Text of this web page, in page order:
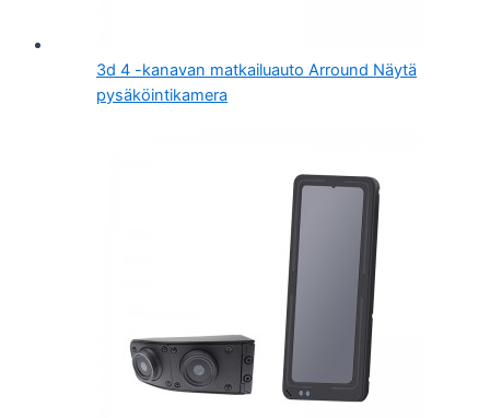
3d 4 -kanavan matkailuauto Arround Näytä
pysäköintikamera